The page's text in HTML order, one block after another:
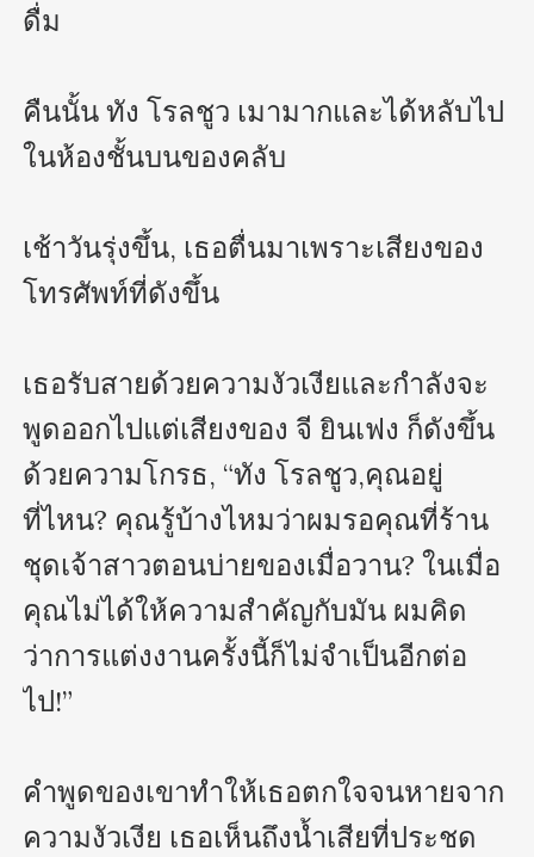
ดื่ม
คืนนั้น ทัง โรลชูว เมามากและได้หลับไป
ในห้องชั้นบนของคลับ
เช้าวันรุ่งขึ้น, เธอตื่นมาเพราะเสียงของ
โทรศัพท์ที่ดังขึ้น
เธอรับสายด้วยความงัวเงียและกำลังจะ
พูดออกไปแต่เสียงของ จี ยินเฟง ก็ดังขึ้น
ด้วยความโกรธ, “ทัง โรลชูว,คุณอยู่
ที่ไหน? คุณรู้บ้างไหมว่าผมรอคุณที่ร้าน
ชุดเจ้าสาวตอนบ่ายของเมื่อวาน? ในเมื่อ
คุณไม่ได้ให้ความสำคัญกับมัน ผมคิด
ว่าการแต่งงานครั้งนี้ก็ไม่จำเป็นอีกต่อ
ไป!”
คำพูดของเขาทำให้เธอตกใจจนหายจาก
ความงัวเงีย เธอเห็นถึงน้ำเสียที่ประชด